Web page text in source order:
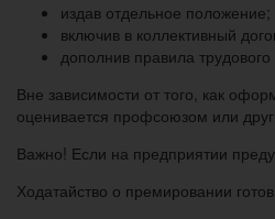
издав отдельное положение;
включив в коллективный
дополнив правила
Вне зависимости от того, как
оценивается профсоюзом или
Важно! Если на предприятии
Ходатайство о премировании